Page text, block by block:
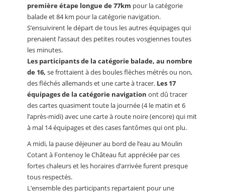
première étape longue de 77km pour la catégorie
balade et 84 km pour la catégorie navigation.
S’ensuivirent le départ de tous les autres équipages qui
prenaient l’assaut des petites routes vosgiennes toutes
les minutes.
Les participants de la catégorie balade, au nombre
de 16, se frottaient à des boules flèches métrés ou non,
des fléchés allemands et une carte à tracer. Les 17
équipages de la catégorie navigation ont dû tracer
des cartes quasiment toute la journée (4 le matin et 6
l’après-midi) avec une carte à route noire (encore) qui mit
à mal 14 équipages et des cases fantômes qui ont plu.
A midi, la pause déjeuner au bord de l’eau au Moulin
Cotant à Fontenoy le Château fut appréciée par ces
fortes chaleurs et les horaires d’arrivée furent presque
tous respectés.
L’ensemble des participants repartaient pour une